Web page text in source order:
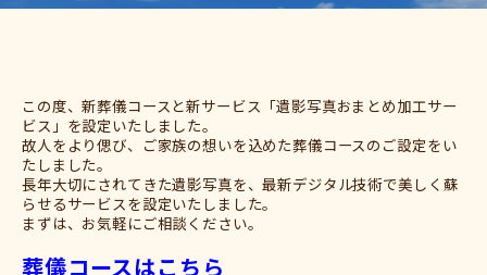
この度、新葬儀コースと新サービス「遺影写真おまとめ加工サー
ビス」を設定いたしました。
故人をより偲び、ご家族の想いを込めた葬儀コースのご設定をい
たしました。
長年大切にされてきた遺影写真を、最新デジタル技術で美しく蘇
らせるサービスを設定いたしました。
まずは、お気軽にご相談ください。
葬儀コースはこちら